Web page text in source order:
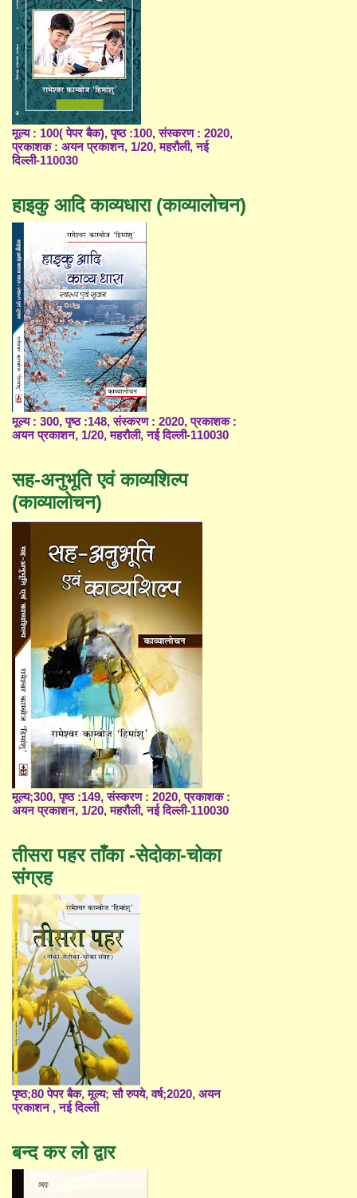
मूल्य : 100( पेपर बैक), पृष्ठ :100, संस्करण : 2020,
प्रकाशक : अयन प्रकाशन, 1/20, महरौली, नई
दिल्ली-110030
हाइकु आदि काव्यधारा (काव्यालोचन)
मूल्य : 300, पृष्ठ :148, संस्करण : 2020, प्रकाशक :
अयन प्रकाशन, 1/20, महरौली, नई दिल्ली-110030
सह-अनुभूति एवं काव्यशिल्प
(काव्यालोचन)
मूल्य;300, पृष्ठ :149, संस्करण : 2020, प्रकाशक :
अयन प्रकाशन, 1/20, महरौली, नई दिल्ली-110030
तीसरा पहर ताँका -सेदोका-चोका
संग्रह
पृष्ठ;80 पेपर बैक, मूल्य; सौ रुपये, वर्ष;2020, अयन
प्रकाशन , नई दिल्ली
बन्द कर लो द्वार